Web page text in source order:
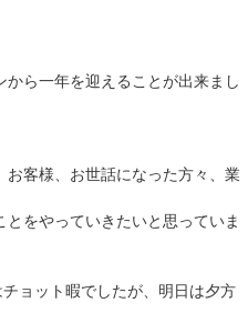
ら一年を迎えることが出来まし
お客様、お世話になった方々、業
をやっていきたいと思っていま
ョット暇でしたが、明日は夕方